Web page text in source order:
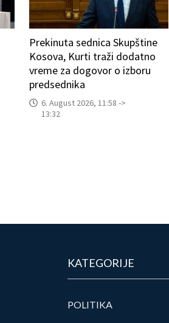
Prekinuta sednica Skupštine
Kosova, Kurti traži dodatno
vreme za dogovor o izboru
predsednika
6. August 2026, 11:58 ->
13:32
KATEGORIJE
POLITIKA